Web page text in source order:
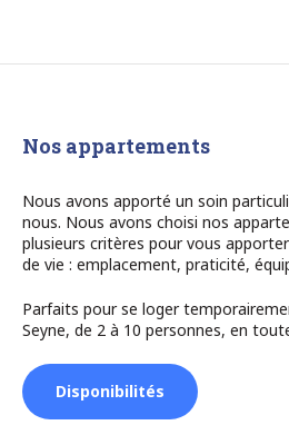
Nos appartements
Nous avons apporté un soin
nous. Nous avons choisi nos
plusieurs critères pour vous
de vie : emplacement, praticité,
Parfaits pour se loger
Seyne, de 2 à 10 personnes, en
Disponibilités